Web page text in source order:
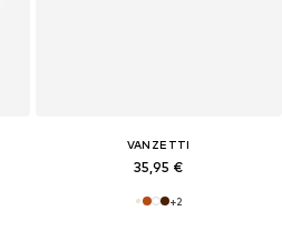
VANZETTI
35,95 €
+2